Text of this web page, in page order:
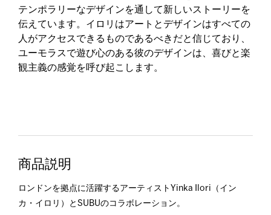
テンポラリーなデザインを通して新しいストーリーを
伝えています。イロリはアートとデザインはすべての
人がアクセスできるものであるべきだと信じており、
ユーモラスで遊び心のある彼のデザインは、喜びと楽
観主義の感覚を呼び起こします。
商品説明
ロンドンを拠点に活躍するアーティストYinka Ilori（イン
カ・イロリ）とSUBUのコラボレーション。